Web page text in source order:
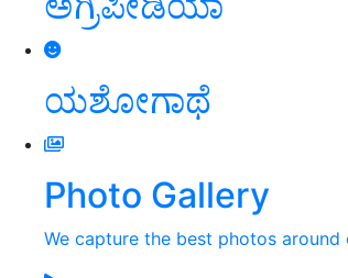
ಯಶೋಗಾಥೆ
Photo Gallery
We capture the best photos